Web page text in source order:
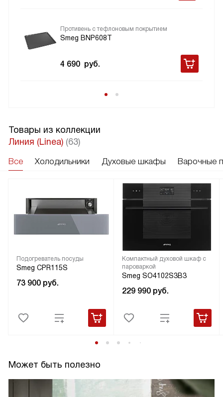
Противень с тефлоновым покрытием
Smeg BNP608T
4 690 руб.
Товары из коллекции
Линия (Linea) (63)
Все Холодильники Духовые шкафы Варочные
Подогреватель посуды
Smeg CPR115S
73 900 руб.
Компактный духовой шкаф с
пароваркой
Smeg SO4102S3B3
229 990 руб.
Может быть полезно